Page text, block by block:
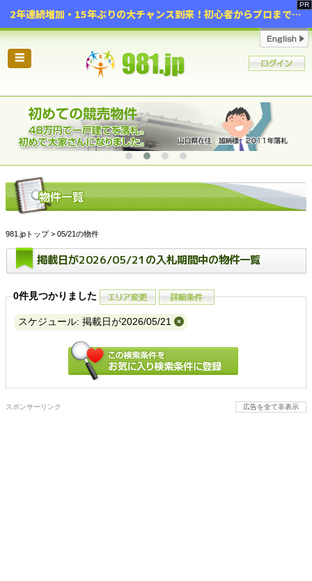
2年連続増加・15年ぶりの大チャンス到来！初心者からプロまで網羅する「競売不動産・超実践投資セミナー」♦神奈川県 横浜 in 神奈川
☰
981.jpトップ> 05/21の物件
掲載日が2026/05/21の入札期間中の物件一覧
0件見つかりました
スケジュール: 掲載日が2026/05/21
スポンサーリンク 広告を全て非表示